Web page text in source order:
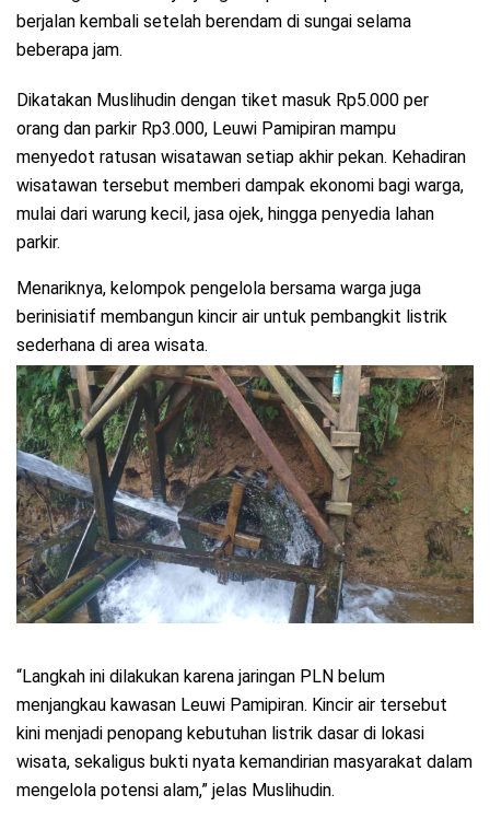
berjalan kembali setelah berendam di sungai selama
beberapa jam.
Dikatakan Muslihudin dengan tiket masuk Rp5.000 per
orang dan parkir Rp3.000, Leuwi Pamipiran mampu
menyedot ratusan wisatawan setiap akhir pekan. Kehadiran
wisatawan tersebut memberi dampak ekonomi bagi warga,
mulai dari warung kecil, jasa ojek, hingga penyedia lahan
parkir.
Menariknya, kelompok pengelola bersama warga juga
berinisiatif membangun kincir air untuk pembangkit listrik
sederhana di area wisata.
“Langkah ini dilakukan karena jaringan PLN belum
menjangkau kawasan Leuwi Pamipiran. Kincir air tersebut
kini menjadi penopang kebutuhan listrik dasar di lokasi
wisata, sekaligus bukti nyata kemandirian masyarakat dalam
mengelola potensi alam,” jelas Muslihudin.